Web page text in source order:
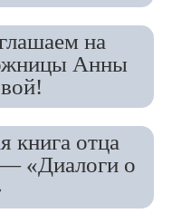
на
Анны
книга отца
«Диалоги о